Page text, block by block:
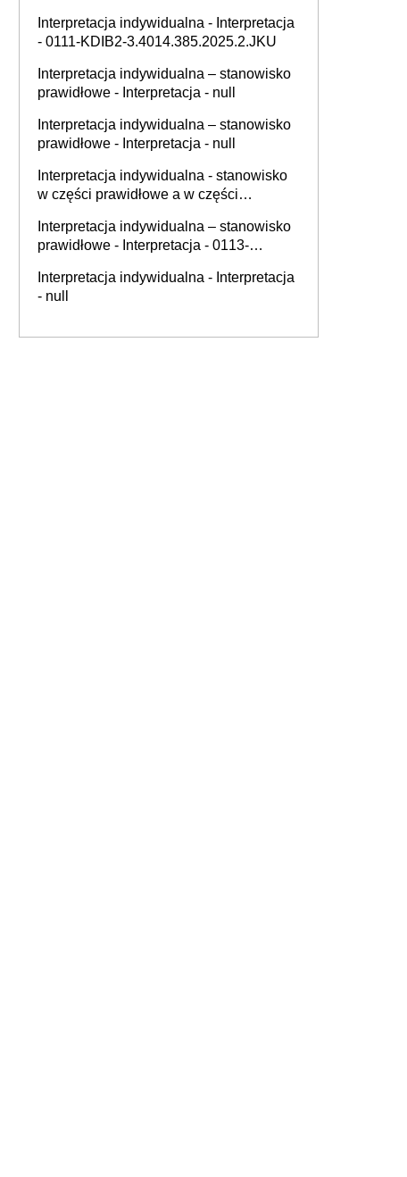
Interpretacja indywidualna - Interpretacja
- 0111-KDIB2-3.4014.385.2025.2.JKU
Interpretacja indywidualna – stanowisko
prawidłowe - Interpretacja - null
Interpretacja indywidualna – stanowisko
prawidłowe - Interpretacja - null
Interpretacja indywidualna - stanowisko
w części prawidłowe a w części
Interpretacja indywidualna – stanowisko
prawidłowe - Interpretacja - 0113-
Interpretacja indywidualna - Interpretacja
- null